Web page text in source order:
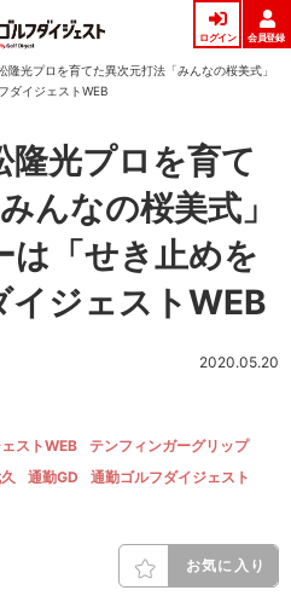
ログイン 会員登録
隆光プロを育てた異次元打法「みんなの桜美式」
ダイジェストWEB
隆光プロを育て
んなの桜美式」
「せき止めを
イジェストWEB
2020.05.20
ストWEB
テンフィンガーグリップ
通勤GD 通勤ゴルフダイジェスト
お気に入り